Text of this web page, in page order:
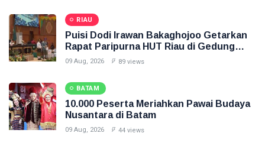
RIAU
Puisi Dodi Irawan Bakaghojoo Getarkan
Rapat Paripurna HUT Riau di Gedung
DPRD
09 Aug, 2026 89 views
BATAM
10.000 Peserta Meriahkan Pawai Budaya
Nusantara di Batam
09 Aug, 2026 44 views